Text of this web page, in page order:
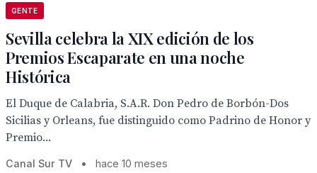
GENTE
Sevilla celebra la XIX edición de los
Premios Escaparate en una noche
Histórica
El Duque de Calabria, S.A.R. Don Pedro de Borbón-Dos
Sicilias y Orleans, fue distinguido como Padrino de Honor y
Premio...
Canal Sur TV • hace 10 meses